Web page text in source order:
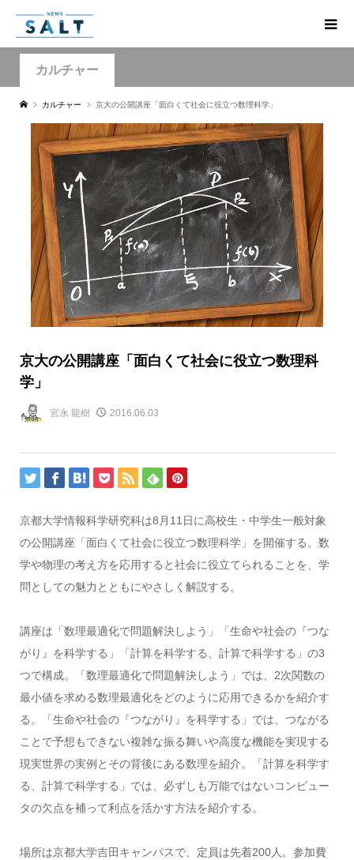
カルチャー
カルチャー 京大の公開講座「面白くて社会に役立つ数理科学」
京大の公開講座「面白くて社会に役立つ数理科
学」
宮永 龍樹 2016.06.03
京都大学情報科学研究科は8月11日に高校生・中学生一般対象
の公開講座「面白くて社会に役立つ数理科学」を開催する。数
学や物理の考え方を応用すると社会に役立てられることを、学
問としての魅力とともにやさしく解説する。
講座は「数理最適化で問題解決しよう」「生命や社会の『つな
がり』を科学する」「計算を科学する、計算で科学する」の3
つで構成。「数理最適化で問題解決しよう」では、2次関数の
最小値を求める数理最適化をどのように応用できるかを紹介す
る。「生命や社会の『つながり』を科学する」では、つながる
ことで予想もできない複雑な振る舞いや高度な機能を実現する
現実世界の実例とその背後にある数理を紹介。「計算を科学す
る、計算で科学する」では、必ずしも万能ではないコンピュー
タの欠点を補って利点を活かす方法を紹介する。
場所は京都大学吉田キャンパスで、定員は先着200人。参加費